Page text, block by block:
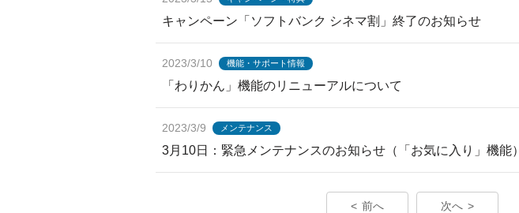
キャンペーン「ソフトバンク シネマ割」終了のお知らせ
2023/3/10 機能・サポート情報
「わりかん」機能のリニューアルについて
2023/3/9 メンテナンス
3月10日：緊急メンテナンスのお知らせ（「お気に入り」機能）
前へ 次へ